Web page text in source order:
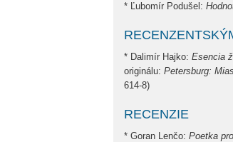
* Ľubomír Podušel:
* Dalimír Hajko: Esencia
originálu: Petersburg:
614-8)
RECENZIE
* Goran Lenčo: Poetka